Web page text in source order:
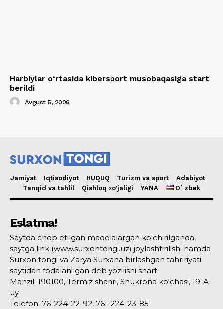
Harbiylar o‘rtasida kibersport musobaqasiga start
berildi
Avgust 5, 2026
Jamiyat Iqtisodiyot HUQUQ Turizm va sport
Adabiyot
Tanqid va tahlil
Qishloq xo’jaligi YANA Oʻzbek
Eslatma!
Saytda chop etilgan maqolalargan ko‘chirilganda,
saytga link (www.surxontongi.uz) joylashtirilishi hamda
Surxon tongi va Zarya Surxana birlashgan tahririyati
saytidan fodalanilgan deb yozilishi shart.
Manzil: 190100, Termiz shahri, Shukrona ko‘chasi, 19-A-
uy.
Telefon: 76-224-22-92, 76--224-23-85